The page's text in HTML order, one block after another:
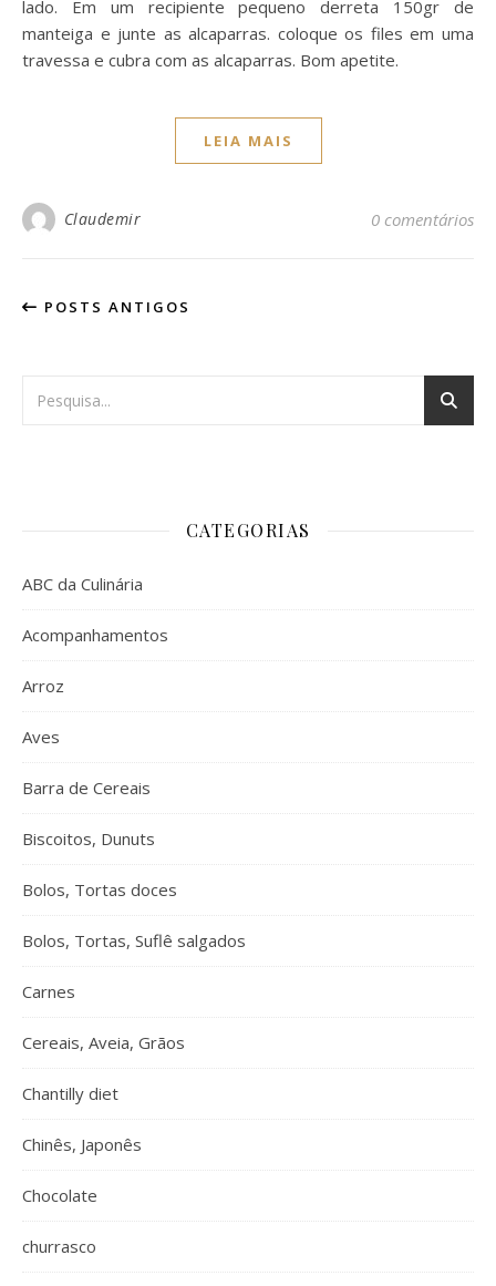
lado. Em um recipiente pequeno derreta 150gr de
manteiga e junte as alcaparras. coloque os files em uma
travessa e cubra com as alcaparras. Bom apetite.
LEIA MAIS
Claudemir 0 comentários
POSTS ANTIGOS
CATEGORIAS
ABC da Culinária
Acompanhamentos
Arroz
Aves
Barra de Cereais
Biscoitos, Dunuts
Bolos, Tortas doces
Bolos, Tortas, Suflê salgados
Carnes
Cereais, Aveia, Grãos
Chantilly diet
Chinês, Japonês
Chocolate
churrasco